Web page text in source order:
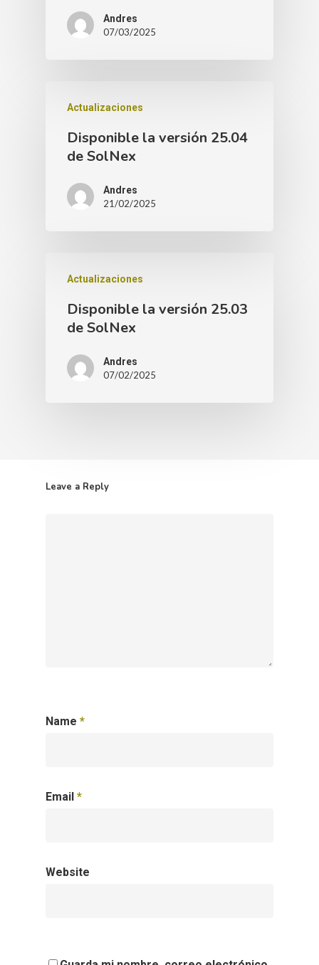
Andres
07/03/2025
Actualizaciones
Disponible la versión 25.04
de SolNex
Andres
21/02/2025
Actualizaciones
Disponible la versión 25.03
de SolNex
Andres
07/02/2025
Leave a Reply
Name *
Email *
Website